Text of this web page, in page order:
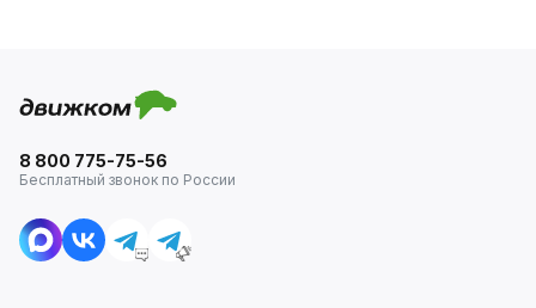
8 800 775-75-56
Бесплатный звонок по России